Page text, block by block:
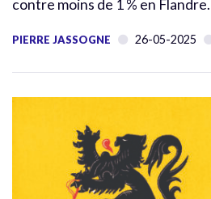
contre moins de 1 % en Flandre.
PIERRE JASSOGNE 26-05-2025